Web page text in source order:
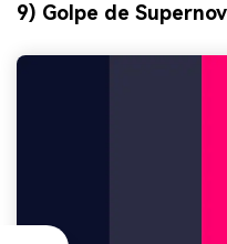
9) Golpe de